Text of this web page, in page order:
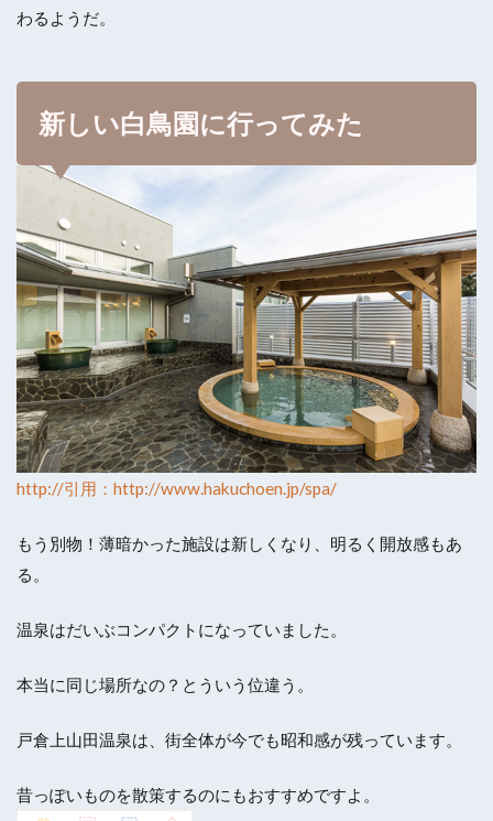
わるようだ。
新しい白鳥園に行ってみた
http://引用：http://www.hakuchoen.jp/spa/
もう別物！薄暗かった施設は新しくなり、明るく開放感もあ
る。
温泉はだいぶコンパクトになっていました。
本当に同じ場所なの？とういう位違う。
戸倉上山田温泉は、街全体が今でも昭和感が残っています。
昔っぽいものを散策するのにもおすすめですよ。